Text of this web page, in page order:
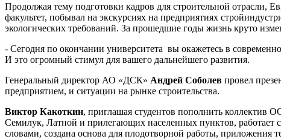
Продолжая тему подготовки кадров для строительной отрасли,
факультет, побывал на экскурсиях на предприятиях
экологических требований. За прошедшие годы жизнь круто
- Сегодня по окончании университета вы окажетесь в
И это огромный стимул для вашего дальнейшего развития.
Генеральный директор АО «ДСК» Андрей Соболев провел
предприятием, и ситуации на рынке строительства.
Виктор Какоткин, приглашая студентов пополнить коллектив
Семилук, Латной и прилегающих населенных пунктов, работает
словами, создана основа для плодотворной работы, приложения